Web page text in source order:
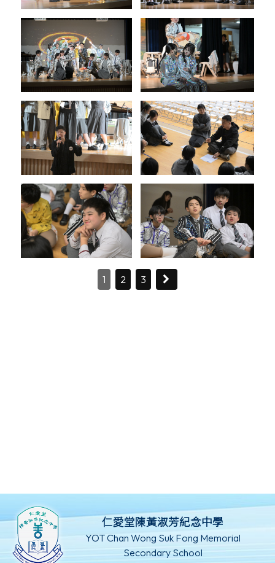
1 2 3
仁愛堂陳黃淑芳紀念中學
YOT Chan Wong Suk Fong Memorial
Secondary School